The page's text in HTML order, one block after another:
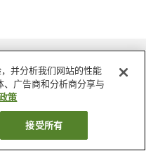
并分析我们网站的性能
、广告商和分析商分享与
策
接受所有